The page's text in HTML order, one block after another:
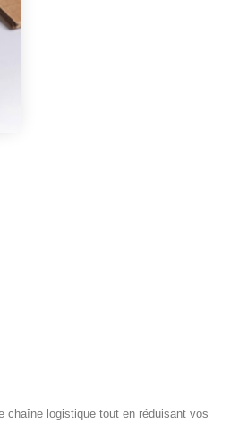
chaîne logistique tout en réduisant vos